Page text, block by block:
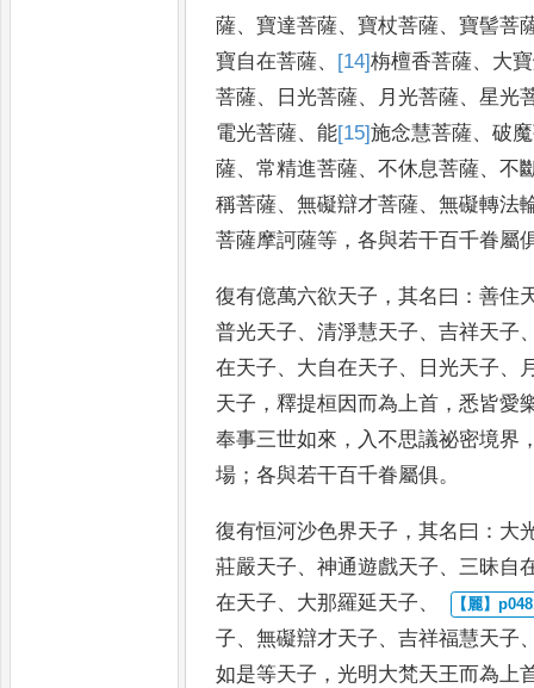
薩、寶達菩薩、寶杖菩薩、寶髻菩
寶自在菩薩、 [14]栴檀香菩薩、 大
菩薩、 日光菩薩、 月光菩薩、星光
電光菩薩、能[15]施念慧菩薩、破魔
薩、常精進菩薩、不休息菩薩、不
稱菩薩、無礙辯才菩薩、無礙轉法
菩薩摩訶薩等 ，各與若干百千眷屬
復有億萬六欲天子 ，其名曰 ：善住
普光天子、清淨慧天子、吉祥天子
在天子、 大自在天子、 日光天子、
天子 ，釋提桓因而為上首 ，悉皆愛
奉事三世如來 ， 入不思議祕密境界
場 ；各與若干百千眷屬俱。
復有恒河沙色界天子 ，其名曰 ： 大
莊嚴天子、神通遊戲天子、三昧自
在天子、 大那羅延天子、
子、無礙辯才天子、吉祥福慧天子
如是等天子 ，光明大梵天王而為上